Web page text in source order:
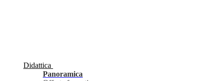
Didattica
Panoramica